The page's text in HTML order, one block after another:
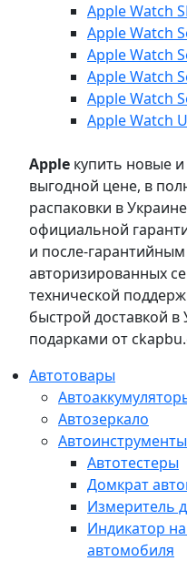
Apple Watch
Apple Watch
Apple Watch
Apple Watch
Apple Watch
Apple Watch
Apple купить новые
выгодной цене, в
распаковки в
официальной
и после-
авторизированных
технической
быстрой доставкой
подарками от
Автотовары
Автозеркало
Автоинструменты
Автотестеры
Домкрат
Измеритель
Индикатор
автомобиля